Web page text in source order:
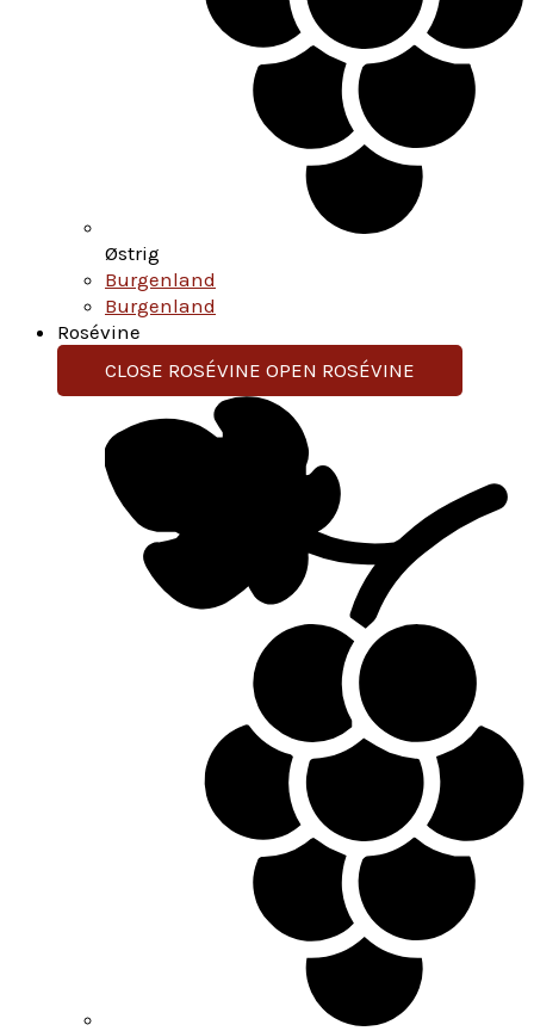
Østrig
Burgenland
Burgenland
Rosévine
CLOSE ROSÉVINE OPEN ROSÉVINE